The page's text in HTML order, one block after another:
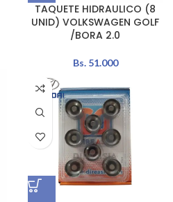
TAQUETE HIDRAULICO (8
UNID) VOLKSWAGEN GOLF
/BORA 2.0
Bs.51.000